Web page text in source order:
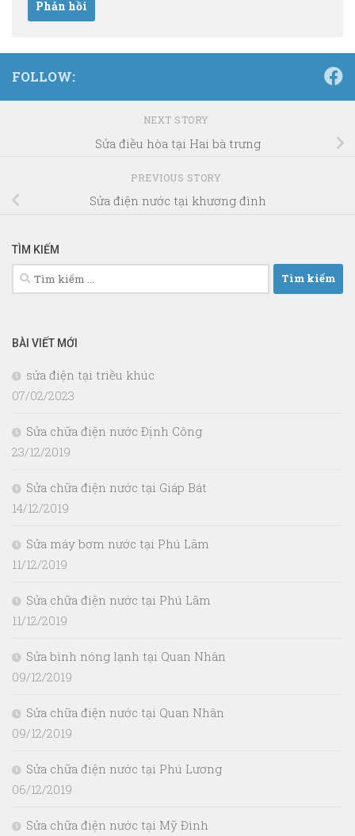
FOLLOW:
NEXT STORY
Sửa điều hòa tại Hai bà trưng
PREVIOUS STORY
Sửa điện nước tại khương đình
TÌM KIẾM
Tìm
kiếm
BÀI VIẾT MỚI
sửa điện tại triều khúc
07/02/2023
Sửa chữa điện nước Định Công
23/12/2019
Sửa chữa điện nước tại Giáp Bát
14/12/2019
Sửa máy bơm nước tại Phú Lãm
11/12/2019
Sửa chữa điện nước tại Phú Lãm
11/12/2019
Sửa bình nóng lạnh tại Quan Nhân
09/12/2019
Sửa chữa điện nước tại Quan Nhân
09/12/2019
Sửa chữa điện nước tại Phú Lương
06/12/2019
Sửa chữa điện nước tại Mỹ Đình